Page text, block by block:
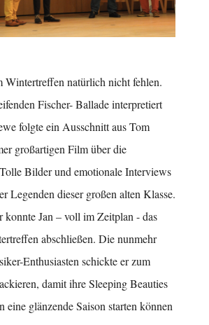
Wintertreffen natürlich nicht fehlen.
Fischer- Ballade interpretiert
folgte ein Ausschnitt aus Tom
großartigen Film über die
Bilder und emotionale Interviews
Legenden dieser großen alten Klasse.
Jan – voll im Zeitplan - das
abschließen. Die nunmehr
Enthusiasten schickte er zum
damit ihre Sleeping Beauties
glänzende Saison starten können